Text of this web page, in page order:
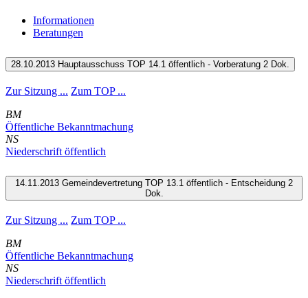
Informationen
Beratungen
28.10.2013 Hauptausschuss TOP 14.1 öffentlich - Vorberatung 2 Dok.
Zur Sitzung ... Zum TOP ...
BM
Öffentliche Bekanntmachung
NS
Niederschrift öffentlich
14.11.2013 Gemeindevertretung TOP 13.1 öffentlich - Entscheidung 2
Dok.
Zur Sitzung ... Zum TOP ...
BM
Öffentliche Bekanntmachung
NS
Niederschrift öffentlich